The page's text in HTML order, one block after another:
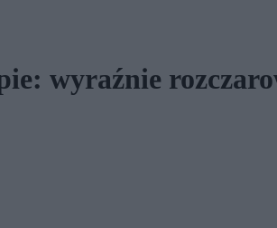
wyraźnie